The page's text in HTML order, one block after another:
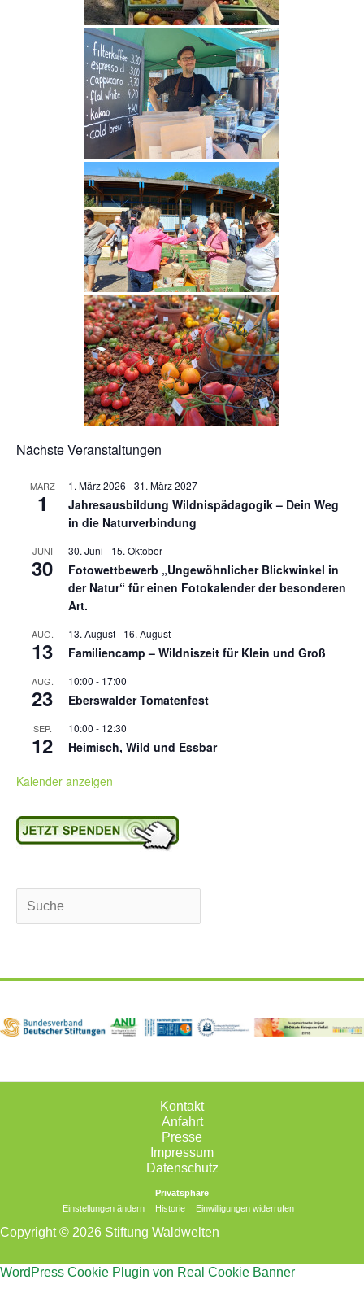
Nächste Veranstaltungen
MÄRZ
1
1. März 2026 -31. März 2027
Jahresausbildung Wildnispädagogik – Dein Weg
in die Naturverbindung
JUNI
30
30. Juni - 15. Oktober
Fotowettbewerb „Ungewöhnlicher Blickwinkel in
der Natur“ für einen Fotokalender der besonderen
Art.
AUG.
13
13. August- 16. August
Familiencamp – Wildniszeit für Klein und Groß
AUG.
23
10:00 - 17:00
Eberswalder Tomatenfest
SEP.
12
10:00 - 12:30
Heimisch, Wild und Essbar
Kalender anzeigen
Suchen
Kontakt
Anfahrt
Presse
Impressum
Datenschutz
Privatsphäre
Einstellungen ändern
Historie Einwilligungen widerrufen
Copyright © 2026 Stiftung Waldwelten
WordPress Cookie Plugin von Real Cookie Banner